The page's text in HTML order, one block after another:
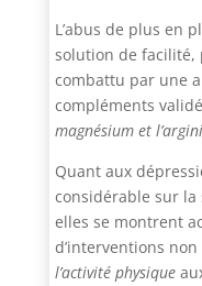
L’abus de plus en
solution de facilité,
combattu par une
compléments
magnésium et
Quant aux
considérable sur la
elles se montrent
d’interventions
l’activité physique